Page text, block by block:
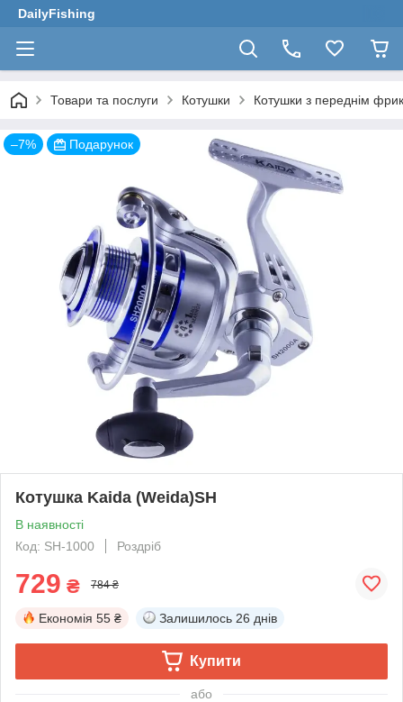
DailyFishing
Товари та послуги Котушки Котушки з переднім
–7% Подарунок
Котушка Kaida (Weida)SH
В наявності
Код: SH-1000
Роздріб
729 ₴ 784 ₴
Економія 55 ₴ Залишилось 26 днів
Купити
або